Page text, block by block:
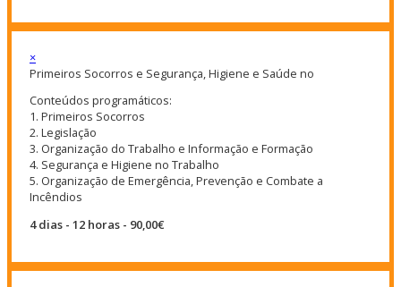
×
Primeiros Socorros e Segurança, Higiene e Saúde no
Conteúdos programáticos:
1. Primeiros Socorros
2. Legislação
3. Organização do Trabalho e Informação e Formação
4. Segurança e Higiene no Trabalho
5. Organização de Emergência, Prevenção e Combate a
Incêndios
4 dias - 12 horas - 90,00€